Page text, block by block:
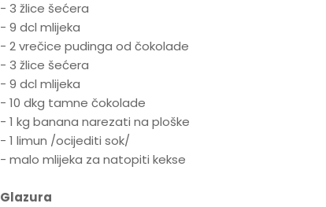
- 3 žlice šećera
- 9 dcl mlijeka
- 2 vrečice pudinga od čokolade
- 3 žlice šećera
- 9 dcl mlijeka
- 10 dkg tamne čokolade
- 1 kg banana narezati na ploške
- 1 limun /ocijediti sok/
- malo mlijeka za natopiti kekse
Glazura